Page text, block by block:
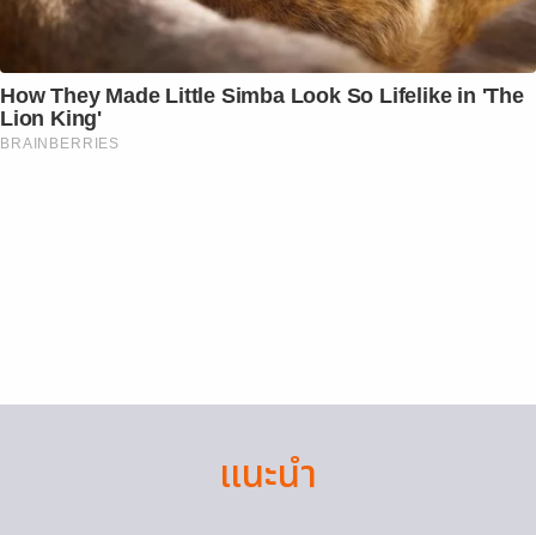
How They Made Little Simba Look So Lifelike in 'The
Lion King'
BRAINBERRIES
แนะนำ